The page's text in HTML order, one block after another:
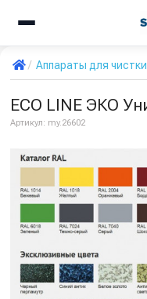
Аппараты для
ECO LINE ЭКО
Артикул: my.26602